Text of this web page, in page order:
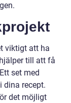
viktigt att ha
till att få
set med
dina recept.
det möjligt